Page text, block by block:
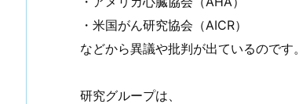
・米国がん研究協会（AICR）
などから異議や批判が出ているのです。
研究グループは、